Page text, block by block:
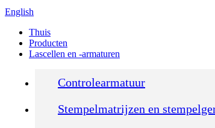
English
Thuis
Producten
Lascellen en -armaturen
Controlearmatuur
Stempelmatrijzen en